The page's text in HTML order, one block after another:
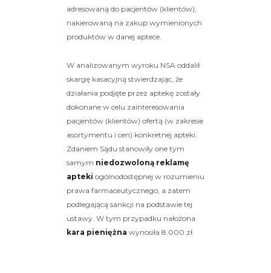
adresowaną do pacjentów (klientów),
nakierowaną na zakup wymienionych
produktów w danej aptece.
W analizowanym wyroku NSA oddalił
skargę kasacyjną stwierdzając, że
działania podjęte przez aptekę zostały
dokonane w celu zainteresowania
pacjentów (klientów) ofertą (w zakresie
asortymentu i cen) konkretnej apteki.
Zdaniem Sądu stanowiły one tym
samym niedozwoloną reklamę
apteki ogólnodostępnej w rozumieniu
prawa farmaceutycznego, a zatem
podlegającą sankcji na podstawie tej
ustawy. W tym przypadku nałożona
kara pieniężna wynosiła 8.000 zł.